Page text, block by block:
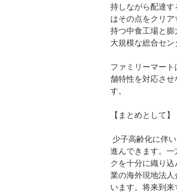
持しながら配達す
はその点をクリ
持つ中食工場と
大規模な総合セン
ファミリーマー
舗特性を対応させ
す。
【まとめとして】
少子高齢化に伴
進んできます。
クを十分に織り
業の海外現地法
います。将来到